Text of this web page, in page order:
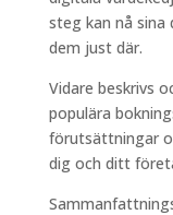
steg kan nå sina
dem just där.
Vidare beskrivs
populära
förutsättningar
dig och ditt